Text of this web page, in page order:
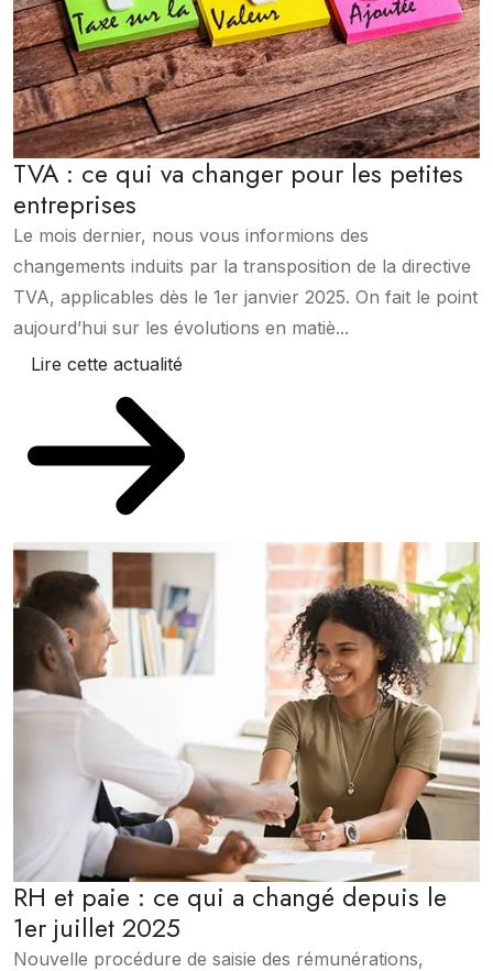
TVA : ce qui va changer pour les petites
entreprises
Le mois dernier, nous vous informions des
changements induits par la transposition de la directive
TVA, applicables dès le 1er janvier 2025. On fait le point
aujourd’hui sur les évolutions en matiè...
Lire cette actualité
RH et paie : ce qui a changé depuis le
1er juillet 2025
Nouvelle procédure de saisie des rémunérations,